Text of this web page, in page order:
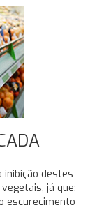
inibição destes
já que:
escurecimento